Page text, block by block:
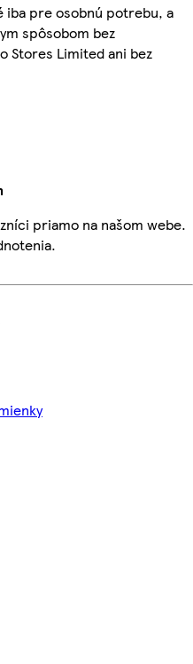
iba pre osobnú potrebu, a
spôsobom bez
Stores Limited ani bez
priamo na našom webe.